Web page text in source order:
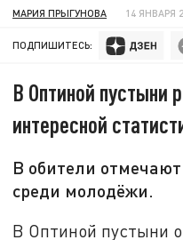
МАРИЯ ПРЫГУНОВА 14 ЯНВАРЯ
ПОДПИШИТЕСЬ:
В Оптиной пустыни
интересной
В обители
среди молодёжи.
В Оптиной пустыни